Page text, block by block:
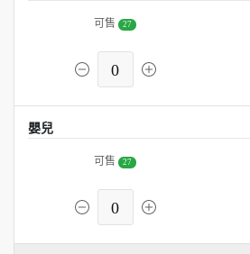
可售 27
0
嬰兒
可售 27
0